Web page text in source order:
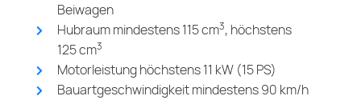
Beiwagen
Hubraum mindestens 115 cm3, höchstens
125 cm3
Motorleistung höchstens 11 kW (15 PS)
Bauartgeschwindigkeit mindestens 90 km/h